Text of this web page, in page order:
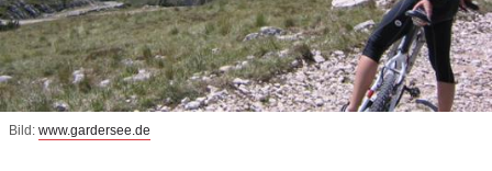
Bild: www.gardersee.de